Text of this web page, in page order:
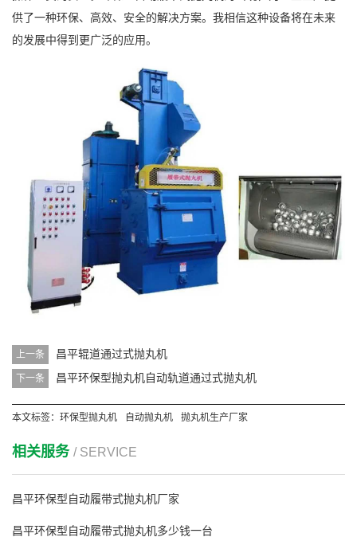
供了一种环保、高效、安全的解决方案。我相信这种设备将在未来
的发展中得到更广泛的应用。
上一条 昌平辊道通过式抛丸机
下一条 昌平环保型抛丸机自动轨道通过式抛丸机
本文标签： 环保型抛丸机 自动抛丸机 抛丸机生产厂家
相关服务 / SERVICE
昌平环保型自动履带式抛丸机厂家
昌平环保型自动履带式抛丸机多少钱一台